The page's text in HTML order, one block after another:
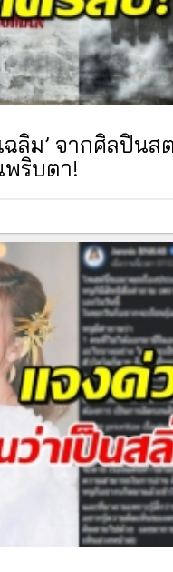
ฉลิม’ จากศิลปินส
ริบตา!